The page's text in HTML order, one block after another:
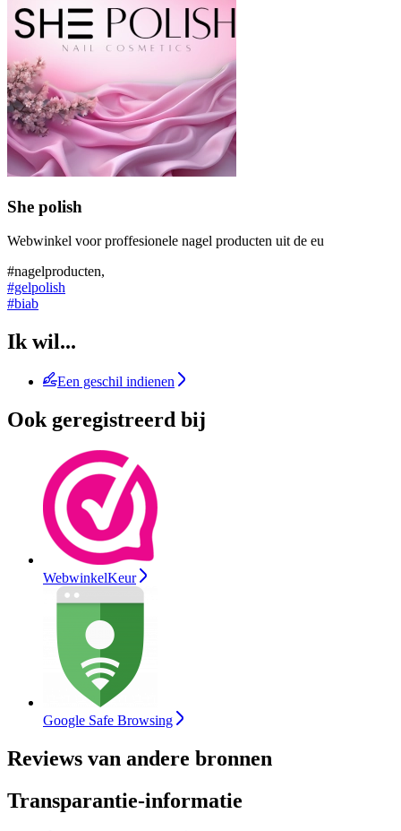
She polish
Webwinkel voor proffesionele nagel producten uit de eu
#nagelproducten,
#gelpolish
#biab
Ik wil...
Een geschil indienen
Ook geregistreerd bij
WebwinkelKeur
Google Safe Browsing
Reviews van andere bronnen
Transparantie-informatie